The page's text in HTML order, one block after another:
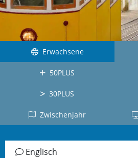
Erwachsene
50PLUS
30PLUS
Zwischenjahr
Englisch
Kanada
Südafrika
Irland
Schottland
Jamaika
alle
Länder
Tahiti
Réunion
Belgien
Arabisch
Türkei
Griechisch
Ecuador
Republik
Panama